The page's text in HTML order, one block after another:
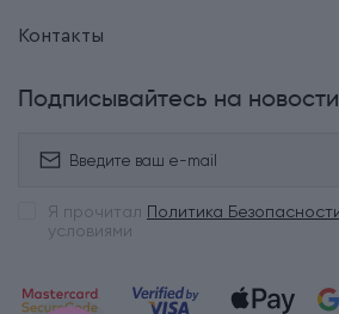
Контакты
Подписывайтесь на
Я прочитал Политика
условиями